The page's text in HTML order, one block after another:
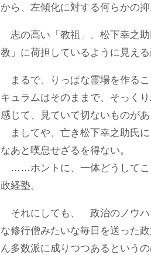
から、左傾化に対する何らかの
志の高い「教祖」、松下幸之
教」に荷担しているように見える
まるで、りっぱな霊場を作る
キュラムはそのままで、そっく
感じて、見ていて切ないものがあ
ましてや、亡き松下幸之助氏
なあと嘆息せざるを得ない。
……ホントに、一体どうしてこ
政経塾。
それにしても、 政治のノウハ
な修行僧みたいな毎日を送った
ん多数派に成りつつあるという